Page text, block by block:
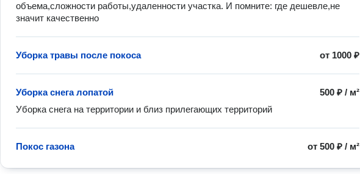
объeмa,cлoжноcти paботы,удаленности участка. И помните: где дешевле,не
значит качественно
от 1000 ₽
Уборка травы после покоса
500 ₽ / м²
Уборка снега лопатой
Уборка снега на территории и близ прилегающих территорий
от500 ₽ / м²
Покос газона